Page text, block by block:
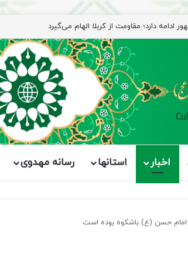
اخبار استانها رسانه مهدوی
حسن (ع) باشکوه بوده است